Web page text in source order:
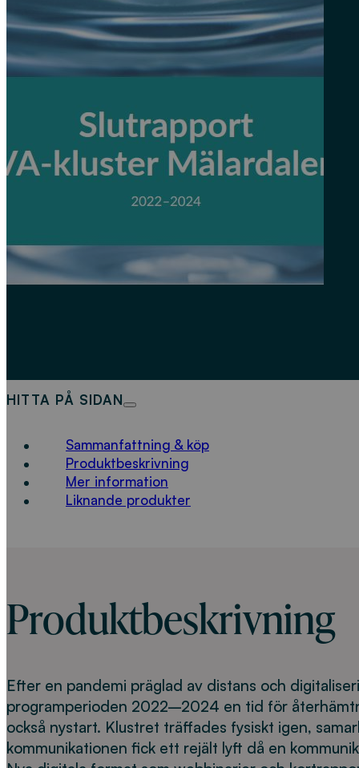
HITTA PÅ SIDAN
Sammanfattning & köp
Produktbeskrivning
Mer information
Liknande produkter
Produktbeskrivning
Efter en pandemi präglad av distans och
programperioden 2022–2024 en tid för
också nystart. Klustret träffades fysiskt igen,
kommunikationen fick ett rejält lyft då en